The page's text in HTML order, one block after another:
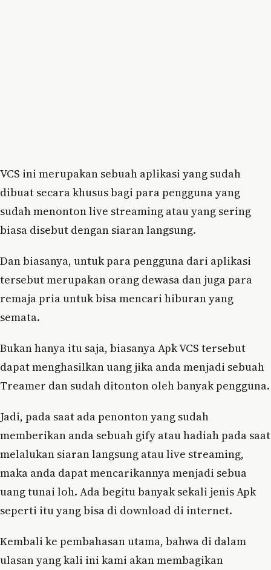
VCS ini merupakan sebuah aplikasi yang sudah
dibuat secara khusus bagi para pengguna yang
sudah menonton live streaming atau yang sering
biasa disebut dengan siaran langsung.
Dan biasanya, untuk para pengguna dari aplikasi
tersebut merupakan orang dewasa dan juga para
remaja pria untuk bisa mencari hiburan yang
semata.
Bukan hanya itu saja, biasanya Apk VCS tersebut
dapat menghasilkan uang jika anda menjadi sebuah
Treamer dan sudah ditonton oleh banyak pengguna.
Jadi, pada saat ada penonton yang sudah
memberikan anda sebuah gify atau hadiah pada saat
melalukan siaran langsung atau live streaming,
maka anda dapat mencarikannya menjadi sebua
uang tunai loh. Ada begitu banyak sekali jenis Apk
seperti itu yang bisa di download di internet.
Kembali ke pembahasan utama, bahwa di dalam
ulasan yang kali ini kami akan membagikan